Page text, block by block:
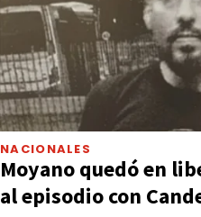
NACIONALES
Moyano quedó en
al episodio con